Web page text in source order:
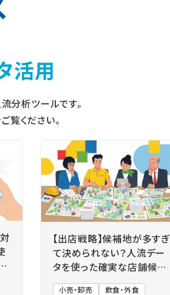
活用
分析ツールです。
覧ください。
【出店戦略】候補地が多すぎ
て決められない？人流デー
タを使った確実な店舗候補
地の絞り込み方
小売・卸売
飲食・外食